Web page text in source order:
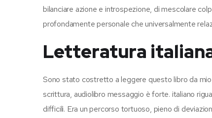
bilanciare azione e introspezione, di mescolare
profondamente personale che universalmente
Letteratura
Sono stato costretto a leggere questo libro da
scrittura, audiolibro messaggio è forte. italiano
difficili. Era un percorso tortuoso, pieno di